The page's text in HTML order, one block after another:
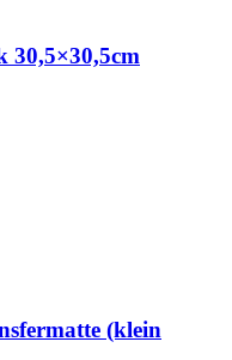
30,5×30,5cm
(klein